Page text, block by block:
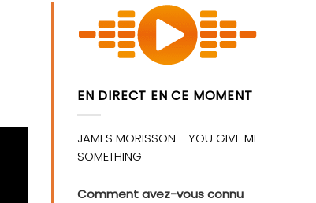
EN DIRECT EN CE MOMENT
Comment avez-vous connu